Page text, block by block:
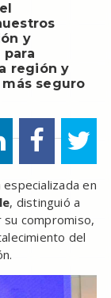
y
región y
seguro
en
, distinguió a
compromiso,
del